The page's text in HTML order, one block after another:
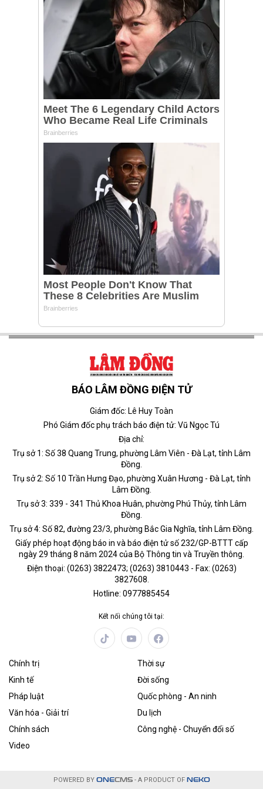
BÁO LÂM ĐỒNG ĐIỆN TỬ
Giám đốc: Lê Huy Toàn
Phó Giám đốc phụ trách báo điện tử: Vũ Ngọc Tú
Địa chỉ:
Trụ sở 1: Số 38 Quang Trung, phường Lâm Viên - Đà Lạt, tỉnh Lâm
Đồng.
Trụ sở 2: Số 10 Trần Hưng Đạo, phường Xuân Hương - Đà Lạt, tỉnh
Lâm Đồng.
Trụ sở 3: 339 - 341 Thủ Khoa Huân, phường Phú Thủy, tỉnh Lâm
Đồng.
Trụ sở 4: Số 82, đường 23/3, phường Bắc Gia Nghĩa, tỉnh Lâm Đồng.
Giấy phép hoạt động báo in và báo điện tử số 232/GP-BTTT cấp
ngày 29 tháng 8 năm 2024 của Bộ Thông tin và Truyền thông.
Điện thoại: (0263) 3822473; (0263) 3810443 - Fax: (0263)
3827608.
Hotline: 0977885454
Kết nối chúng tôi tại:
Chính trị
Thời sự
Kinh tế
Đời sống
Pháp luật
Quốc phòng - An ninh
Văn hóa - Giải trí
Du lịch
Chính sách
Công nghệ - Chuyển đổi số
Video
POWERED BY ONECMS- A PRODUCT OF NEKO